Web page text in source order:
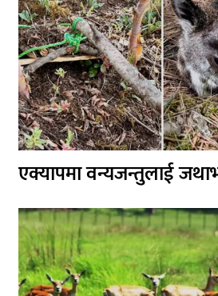
एक्यापमा वन्यजन्तुलाई